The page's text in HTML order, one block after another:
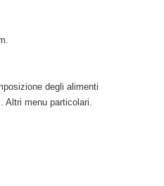
degli alimenti
Altri menu particolari.